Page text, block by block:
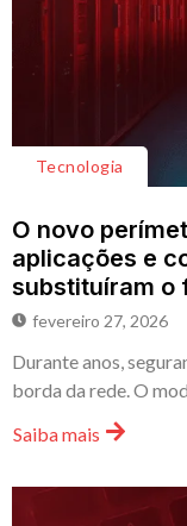
Tecnologia
O novo
aplicações e
substituíram o
fevereiro 27, 2026
Durante anos,
borda da rede. O
Saiba mais